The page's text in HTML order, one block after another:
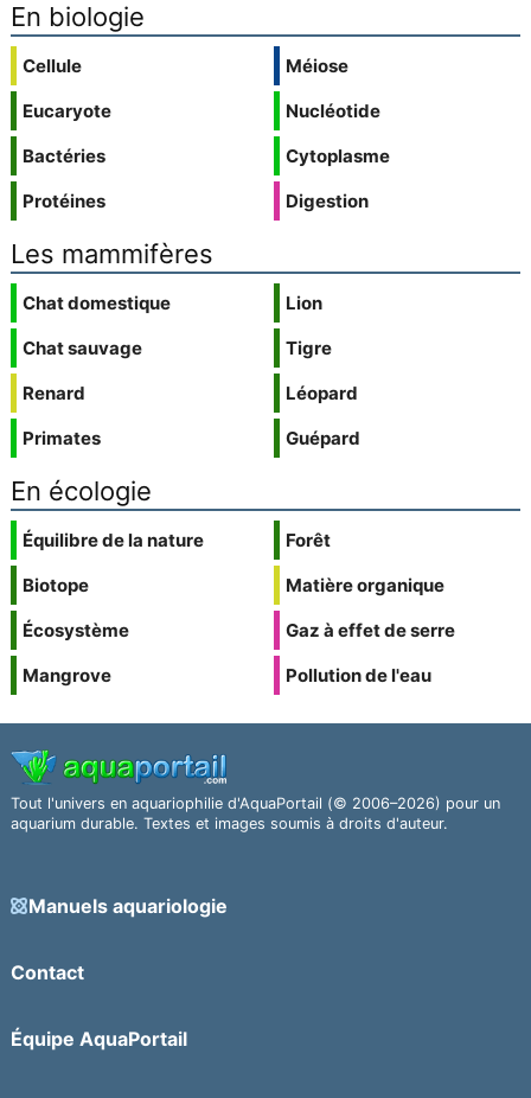
En biologie
Cellule
Eucaryote
Bactéries
Protéines
Méiose
Nucléotide
Cytoplasme
Digestion
Les mammifères
Chat domestique
Chat sauvage
Renard
Primates
Lion
Tigre
Léopard
Guépard
En écologie
Équilibre de la nature
Biotope
Écosystème
Mangrove
Forêt
Matière organique
Gaz à effet de serre
Pollution de l'eau
Tout l'univers en aquariophilie d'AquaPortail (© 2006–2026) pour un
aquarium durable. Textes et images soumis à droits d'auteur.
Manuels aquariologie
Contact
Équipe AquaPortail